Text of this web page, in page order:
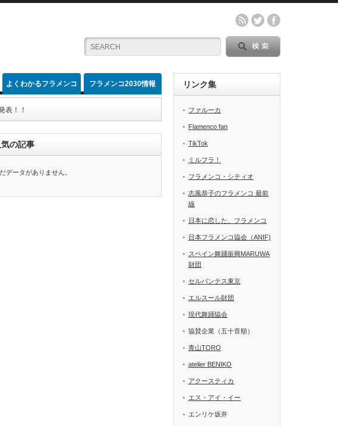
よくわかるフラメンコ フラメンコ2030情報
表！！
気の記事
データがありません。
リンク集
ファルーカ
Flamenco fan
TikTok
ミルフラ！
フラメンコ・シティオ
志風恭子のフラメンコ 最前
線
日本に恋した、フラメンコ
日本フラメンコ協会（ANIF)
スペイン舞踊振興MARUWA
財団
セルバンテス東京
エルスール財団
現代舞踊協会
協賛企業（五十音順）
青山TORO
atelier BENIKO
アクースティカ
エス・アイ・イー
エンリケ坂井